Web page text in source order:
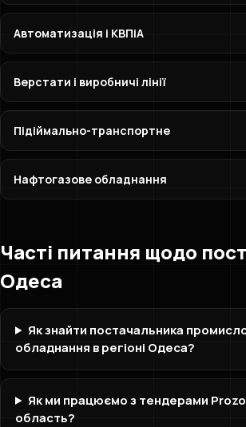
Автоматизація і КВПіА
Верстати і виробничі лінії
Підіймально-транспортне
Нафтогазове обладнання
Часті питання щодо
Одеса
Як знайти постачальника
обладнання в регіоні Одеса?
Як ми працюємо з тендерами
область?